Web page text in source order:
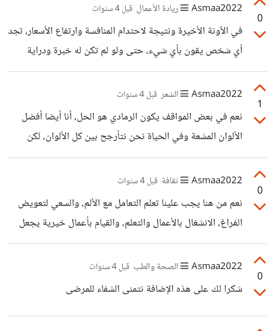
أنصحك بأن تستمر في مسار التطور أن تكون مستهلكا سلبيا تعمل
حسب أجندات المنتجين، وهذه الكارثة، فيجب أن تستهلك حسب
احتياجك وبحسب الضروريات، وتحاول التحرر من هذا الاستهلاك
0
Asmaa2022 ريادة الأعمال قبل 4 سنوات
في الآونة الأخيرة ونتيجة لاحتدام المنافسة وارتفاع الأسعار، تجد
أي شخص يقون بأي شيء، حتى ولو لم تكن له خبرة ودراية
كافية بالمجال، فهو يقوم به. بعض الأمور التقنية، تحتاج لنظرة
خبير فإضافاته يمكن أن تحدث الفرق.
1
Asmaa2022 الشعر قبل 4 سنوات
نعم في بعض المواقف يكون الرمادي هو الحل، أنا أيضا أفضل
الألوان المشعة وفي الحياة نحن نتأرجح بين كل الألوان، لكن
يحب علينا تجنب اللون الأسود، وتعويضه بالرمادي.
0
Asmaa2022 ثقافة قبل 4 سنوات
نعم من هنا يجب علينا تعلم التعامل مع الألم، والسعي لتعويض
الفراغ، الانشغال بالأعمال والتعلم، والقيام بأعمال خيرية يجعل
فكرك منشغلا ويعطيك إحساسا بالإنجاز مما يجعلك تشعرين
بالسعادة، ويبدأ الحزن في الرحيل. الشيء الذي يجب أن نتذكره
هو أن أمر المؤمن كله خير، حتى في أحلك المواقف يكون
0
Asmaa2022 الصحة والطب قبل 4 سنوات
شكرا لك على هذه الإضافة نتمنى الشفاء للمرضى